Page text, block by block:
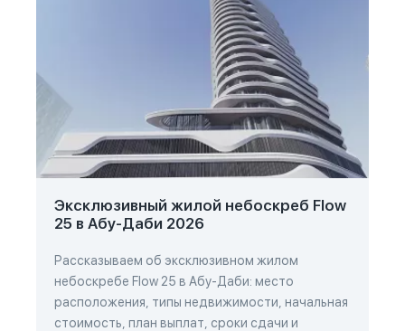
Эксклюзивный жилой небоскреб Flow
25 в Абу-Даби 2026
Рассказываем об эксклюзивном жилом
небоскребе Flow 25 в Абу-Даби: место
расположения, типы недвижимости, начальная
стоимость, план выплат, сроки сдачи и